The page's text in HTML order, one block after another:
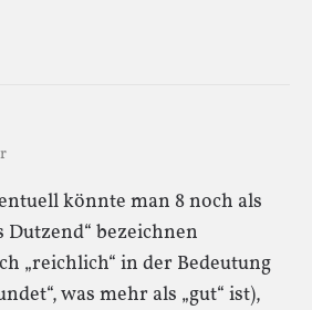
könnte man 8 noch als
Dutzend“ bezeichnen
„reichlich“ in der Bedeutung
was mehr als „gut“ ist),